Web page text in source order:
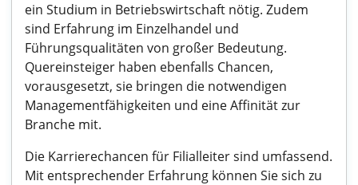
ein Studium in Betriebswirtschaft nötig. Zudem
sind Erfahrung im Einzelhandel und
Führungsqualitäten von großer Bedeutung.
Quereinsteiger haben ebenfalls Chancen,
vorausgesetzt, sie bringen die notwendigen
Managementfähigkeiten und eine Affinität zur
Branche mit.
Die Karrierechancen für Filialleiter sind umfassend.
Mit entsprechender Erfahrung können Sie sich zu